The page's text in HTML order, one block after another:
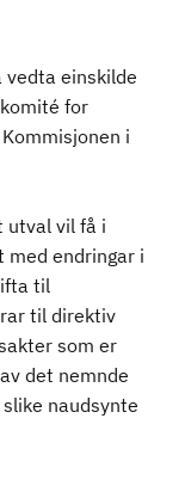
einskilde
for
i
utval vil få i
med endringar i
til
til direktiv
som er
det nemnde
naudsynte